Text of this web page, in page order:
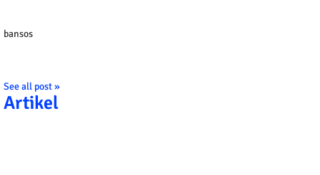
bansos
See all post »
Artikel